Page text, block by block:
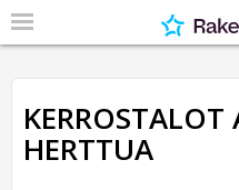
HERTTUA